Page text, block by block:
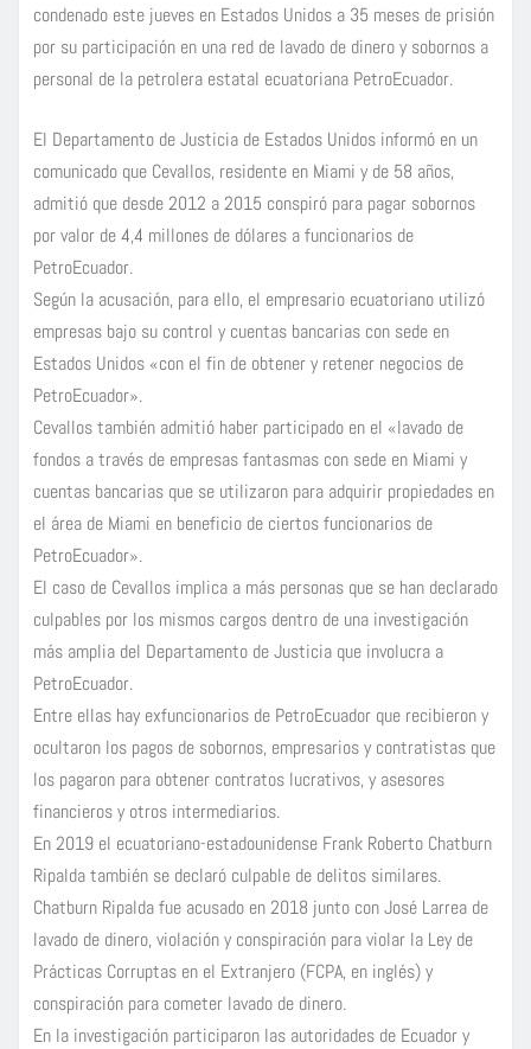
condenado este jueves en Estados Unidos a 35 meses de prisión
por su participación en una red de lavado de dinero y sobornos a
personal de la petrolera estatal ecuatoriana PetroEcuador.
El Departamento de Justicia de Estados Unidos informó en un
comunicado que Cevallos, residente en Miami y de 58 años,
admitió que desde 2012 a 2015 conspiró para pagar sobornos
por valor de 4,4 millones de dólares a funcionarios de
PetroEcuador.
Según la acusación, para ello, el empresario ecuatoriano utilizó
empresas bajo su control y cuentas bancarias con sede en
Estados Unidos «con el fin de obtener y retener negocios de
PetroEcuador».
Cevallos también admitió haber participado en el «lavado de
fondos a través de empresas fantasmas con sede en Miami y
cuentas bancarias que se utilizaron para adquirir propiedades en
el área de Miami en beneficio de ciertos funcionarios de
PetroEcuador».
El caso de Cevallos implica a más personas que se han declarado
culpables por los mismos cargos dentro de una investigación
más amplia del Departamento de Justicia que involucra a
PetroEcuador.
Entre ellas hay exfuncionarios de PetroEcuador que recibieron y
ocultaron los pagos de sobornos, empresarios y contratistas que
los pagaron para obtener contratos lucrativos, y asesores
financieros y otros intermediarios.
En 2019 el ecuatoriano-estadounidense Frank Roberto Chatburn
Ripalda también se declaró culpable de delitos similares.
Chatburn Ripalda fue acusado en 2018 junto con José Larrea de
lavado de dinero, violación y conspiración para violar la Ley de
Prácticas Corruptas en el Extranjero (FCPA, en inglés) y
conspiración para cometer lavado de dinero.
En la investigación participaron las autoridades de Ecuador y